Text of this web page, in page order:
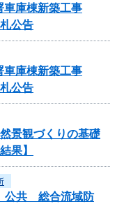
車庫棟新築工事
公告
車庫棟新築工事
公告
景観づくりの基礎
果】
公共 総合流域防